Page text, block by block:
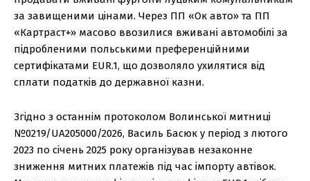
за завищеними цінами. Через ПП «Ок авто» та ПП
«Картраст+» масово ввозилися вживані автомобілі за
підробленими польськими преференційними
сертифікатами EUR.1, що дозволяло ухилятися від
сплати податків до державної казни.
Згідно з останнім протоколом Волинської митниці
№0219/UA205000/2026, Василь Басюк у період з лютого
2023 по січень 2025 року організував незаконне
зниження митних платежів під час імпорту автівок.